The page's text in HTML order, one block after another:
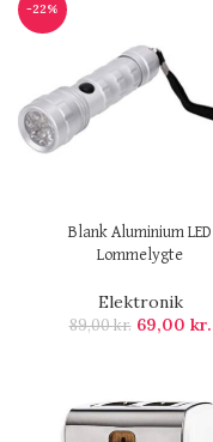
-22%
Blank Aluminium LED
Lommelygte
Elektronik
89,00kr. 69,00 kr.